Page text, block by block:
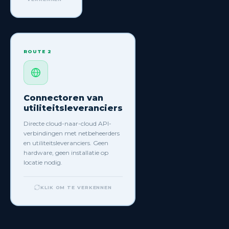
KLIK OM TERUG TE GAAN
ROUTE 2
Connectoren van
utiliteitsleveranciers
Directe cloud-naar-cloud API-
verbindingen met netbeheerders
en utiliteitsleveranciers. Geen
hardware, geen installatie op
locatie nodig.
KLIK OM TE VERKENNEN
Connectoren van
utiliteitsleveranciers
ontdekken